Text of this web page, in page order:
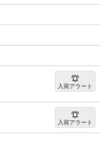
入荷アラート
入荷アラート